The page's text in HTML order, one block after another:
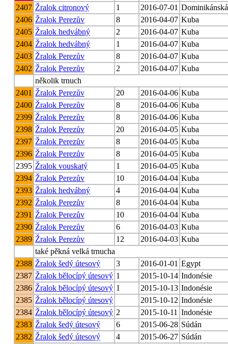
2407 Žralok citronový 1 2016-07-01
2406 Žralok Perezův 8 2016-04-07 Kuba
2405 Žralok hedvábný 2 2016-04-07 Kuba
2404 Žralok hedvábný 1 2016-04-07 Kuba
2403 Žralok Perezův 8 2016-04-07 Kuba
2402 Žralok Perezův 2 2016-04-07 Kuba
několik trnuch
2401 Žralok Perezův 20 2016-04-06 Kuba
2400 Žralok Perezův 8 2016-04-06 Kuba
2399 Žralok Perezův 8 2016-04-06 Kuba
2398 Žralok Perezův 20 2016-04-05 Kuba
2397 Žralok Perezův 8 2016-04-05 Kuba
2396 Žralok Perezův 8 2016-04-05 Kuba
2395 Žralok vouskatý 1 2016-04-05 Kuba
2394 Žralok Perezův 10 2016-04-04 Kuba
2393 Žralok hedvábný 4 2016-04-04 Kuba
2392 Žralok Perezův 8 2016-04-04 Kuba
2391 Žralok Perezův 10 2016-04-04 Kuba
2390 Žralok Perezův 6 2016-04-03 Kuba
2389 Žralok Perezův 12 2016-04-03 Kuba
také pěkná velká trnucha
2388 Žralok šedý útesový 3 2016-01-01 Egypt
2387 Žralok bělocípý útesový 1 2015-10-14 Indonésie
2386 Žralok bělocípý útesový 1 2015-10-13 Indonésie
2385 Žralok bělocípý útesový 2015-10-12 Indonésie
2384 Žralok bělocípý útesový 2 2015-10-11 Indonésie
2383 Žralok šedý útesový 6 2015-06-28 Súdán
2382 Žralok šedý útesový 4 2015-06-27 Súdán